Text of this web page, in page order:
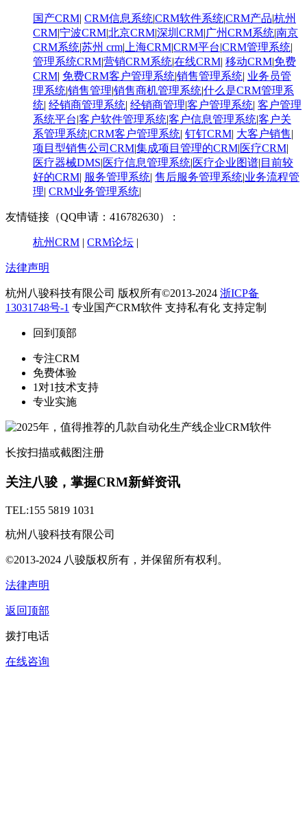
国产CRM| CRM信息系统|CRM软件系统|CRM产品|杭州
CRM|宁波CRM|北京CRM|深圳CRM|广州CRM系统|南京
CRM系统|苏州 crm| 上海CRM|CRM平台|CRM管理系统|
管理系统CRM|营销CRM系统|在线CRM| 移动CRM|免费
CRM| 免费CRM客户管理系统|销售管理系统| 业务员管
理系统|销售管理|销售商机管理系统|什么是CRM管理系
统| 经销商管理系统| 经销商管理|客户管理系统| 客户管理
系统平台|客户软件管理系统|客户信息管理系统|客户关
系管理系统|CRM客户管理系统| 钉钉CRM| 大客户销售|
项目型销售公司CRM|集成项目管理的CRM|医疗CRM|
医疗器械DMS|医疗信息管理系统|医疗企业图谱| ​目前较
好的CRM| 服务管理系统| 售后服务管理系统|业务流程管
理| CRM业务管理系统|
友情链接（QQ申请：416782630） :
杭州CRM | CRM论坛 |
法律声明
杭州八骏科技有限公司 版权所有©2013-2024 浙ICP备
13031748号-1 专业国产CRM软件 支持私有化 支持定制
回到顶部
专注CRM
免费体验
1对1技术支持
专业实施
长按扫描或截图注册
关注八骏，掌握CRM新鲜资讯
TEL:155 5819 1031
杭州八骏科技有限公司
©2013-2024 八骏版权所有，并保留所有权利。
法律声明
返回顶部
拨打电话
在线咨询